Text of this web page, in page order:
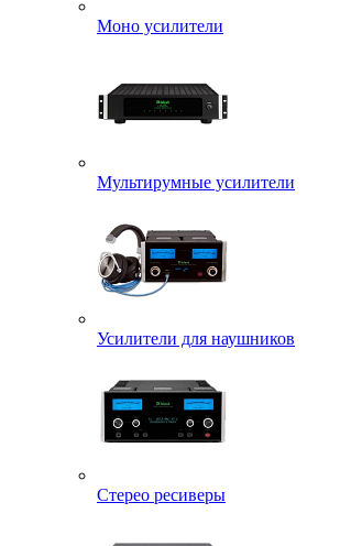
Моно усилители
Мультирумные усилители
Усилители для наушников
Стерео ресиверы